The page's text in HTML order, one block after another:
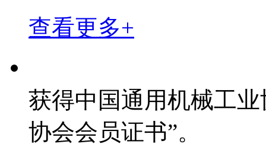
查看更多+
获得中国通用机械工
协会会员证书”。